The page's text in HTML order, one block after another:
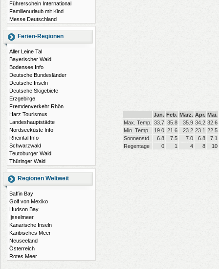
Führerschein International
Familienurlaub mit Kind
Messe Deutschland
Ferien-Regionen
Aller Leine Tal
Bayerischer Wald
Bodensee Info
Deutsche Bundesländer
Deutsche Inseln
Deutsche Skigebiete
Erzgebirge
Fremdenverkehr Rhön
Harz Tourismus
Landeshauptstädte
Nordseeküste Info
Rheintal Info
Schwarzwald
Teutoburger Wald
Thüringer Wald
Regionen Weltweit
Baffin Bay
Golf von Mexiko
Hudson Bay
Ijsselmeer
Kanarische Inseln
Karibisches Meer
Neuseeland
Österreich
Rotes Meer
Jan. Feb. März. Apr. Mai.
Max. Temp.
33.7 35.8 35.9 34.2 32.6
Min. Temp.
19.0 21.6 23.2 23.1 22.5
Sonnenstd.
6.8 7.5 7.0 6.8
7.1
Regentage
0 1 4 8 10